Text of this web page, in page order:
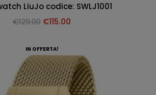
LiuJo codice: SWLJ1001
€129.00 €115.00
IN OFFERTA!